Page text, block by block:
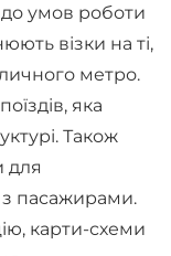
до умов роботи
візки на ті,
метро.
яка
Також
для
з пасажирами.
карти-схеми